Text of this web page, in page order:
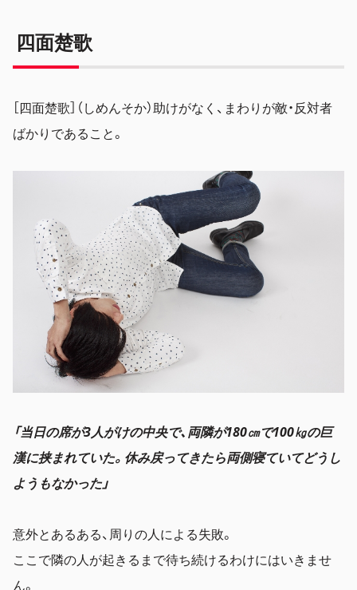
四面楚歌
［四面楚歌］（しめんそか）助けがなく、まわりが敵・反対者
ばかりであること。
「当日の席が3人がけの中央で、両隣が180㎝で100㎏の巨
漢に挟まれていた。休み戻ってきたら両側寝ていてどうし
ようもなかった」
意外とあるある、周りの人による失敗。
ここで隣の人が起きるまで待ち続けるわけにはいきませ
ん。